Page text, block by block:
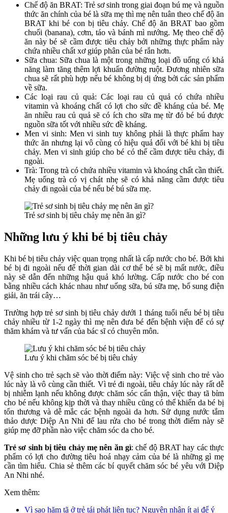
Chế độ ăn BRAT: Trẻ sơ sinh trong giai đoạn bú mẹ và nguồn
thức ăn chính của bé là sữa mẹ thì mẹ nên tuân theo chế độ ăn
BRAT khi bé con bị tiêu chảy. Chế độ ăn BRAT bao gồm
chuối (banana), cơm, táo và bánh mì nướng. Mẹ theo chế độ
ăn này bé sẽ cầm được tiêu chảy bởi những thực phẩm này
chứa nhiều chất xơ giúp phân của bé rắn hơn.
Sữa chua: Sữa chua là một trong những loại đồ uống có khả
năng làm tăng thêm lợi khuẩn đường ruột. Đương nhiên sữa
chua sẽ rất phù hợp nếu bé không bị dị ứng bởi các sản phẩm
về sữa.
Các loại rau củ quả: Các loại rau củ quả có chứa nhiều
vitamin và khoáng chất có lợi cho sức đề kháng của bé. Mẹ
ăn nhiều rau củ quả sẽ có ích cho sữa mẹ từ đó bé bú được
nguồn sữa tốt với nhiều sức đề kháng.
Men vi sinh: Men vi sinh tuy không phải là thực phẩm hay
thức ăn nhưng lại vô cùng có hiệu quả đối với bé khi bị tiêu
chảy. Men vi sinh giúp cho bé có thể cầm được tiêu chảy, đi
ngoài.
Trà: Trong trà có chứa nhiều vitamin và khoáng chất cần thiết.
Mẹ uống trà có vị chát nhẹ sẽ có khả năng cầm được tiêu
chảy đi ngoài của bé nếu bé bú sữa mẹ.
Trẻ sơ sinh bị tiêu chảy mẹ nên ăn gì?
Những lưu ý khi bé bị tiêu chảy
Khi bé bị tiêu chảy việc quan trọng nhất là cấp nước cho bé. Bởi khi
bé bị đi ngoài nếu để thời gian dài cơ thể bé sẽ bị mất nước, điều
này sẽ dẫn đến những hậu quả khó lường. Cấp nước cho bé con
bằng nhiều cách khác nhau như uống sữa, bú sữa mẹ, bổ sung điện
giải, ăn trái cây…
Trường hợp trẻ sơ sinh bị tiêu chảy dưới 1 tháng tuổi nếu bé bị tiêu
chảy nhiều từ 1-2 ngày thì mẹ nên đưa bé đến bệnh viện để có sự
thăm khám và tư vấn của bác sĩ có chuyên môn.
Lưu ý khi chăm sóc bé bị tiêu chảy
Vệ sinh cho trẻ sạch sẽ vào thời điểm này: Việc vệ sinh cho trẻ vào
lúc này là vô cùng cần thiết. Vì trẻ đi ngoài, tiêu chảy lúc này rất dễ
bị nhiễm lạnh nếu không được chăm sóc cẩn thận, việc thay tã bỉm
cho bé nếu không kịp thời và thay nhiều cũng có thể khiến da bé bị
tổn thương và dễ mắc các bệnh ngoài da hơn. Sử dụng nước tắm
thảo dược Diệp An Nhi để lau rửa cho bé trong thời điểm này sẽ
giúp mẹ đỡ phần nào việc chăm sóc da cho bé.
Trẻ sơ sinh bị tiêu chảy mẹ nên ăn gì: chế độ BRAT hay các thực
phẩm có lợi cho đường tiêu hoá nhạy cảm của bé là những gì mẹ
cần tìm hiểu. Chia sẻ thêm các bí quyết chăm sóc bé yêu với Diệp
An Nhi nhé.
Xem thêm:
Vì sao hăm tã ở trẻ tái phát liên tục? Nguyên nhân ít ai để ý